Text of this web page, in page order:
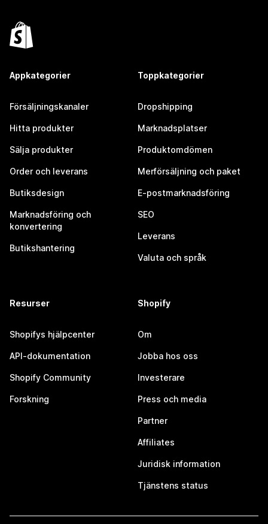
Appkategorier
Försäljningskanaler
Hitta produkter
Sälja produkter
Order och leverans
Butiksdesign
Marknadsföring och
konvertering
Butikshantering
Toppkategorier
Dropshipping
Marknadsplatser
Produktomdömen
Merförsäljning och paket
E-postmarknadsföring
SEO
Leverans
Valuta och språk
Resurser
Shopifys hjälpcenter
API-dokumentation
Shopify Community
Forskning
Shopify
Om
Jobba hos oss
Investerare
Press och media
Partner
Affiliates
Juridisk information
Tjänstens status